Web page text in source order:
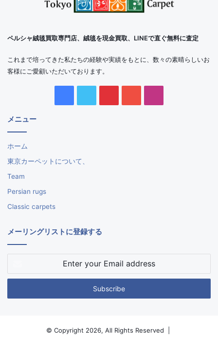
ペルシャ絨毯買取専門店、絨毯を現金買取、LINEで直ぐ無料に査定
これまで培ってきた私たちの経験や実績をもとに、数々の素晴らしいお
客様にご愛顧いただいております。
メニュー
ホーム
東京カーペットについて、
Team
Persian rugs
Classic carpets
メーリングリストに登録する
Email
© Copyright 2026, All Rights Reserved |